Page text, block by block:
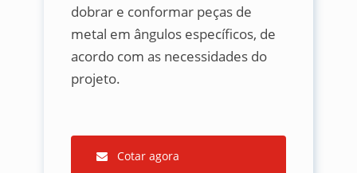
dobrar e conformar peças de
metal em ângulos específicos, de
acordo com as necessidades do
projeto.
Cotar agora